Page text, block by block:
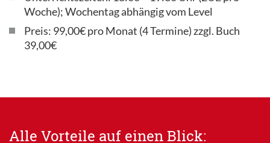
Woche); Wochentag abhängig vom Level
Preis: 99,00€ pro Monat (4 Termine) zzgl. Buch
39,00€
Alle Vorteile auf einen Blick: